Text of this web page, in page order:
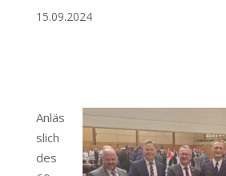
15.09.2024
Anläs
slich
des